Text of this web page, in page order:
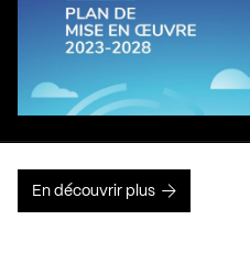
En découvrir plus